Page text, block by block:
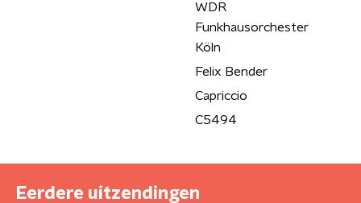
WDR
Funkhausorchester
Köln
Felix Bender
Capriccio
C5494
Eerdere uitzendingen